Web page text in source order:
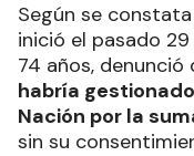
Según se
inició el pasado
74 años, denunció
habría
Nación por la
sin su